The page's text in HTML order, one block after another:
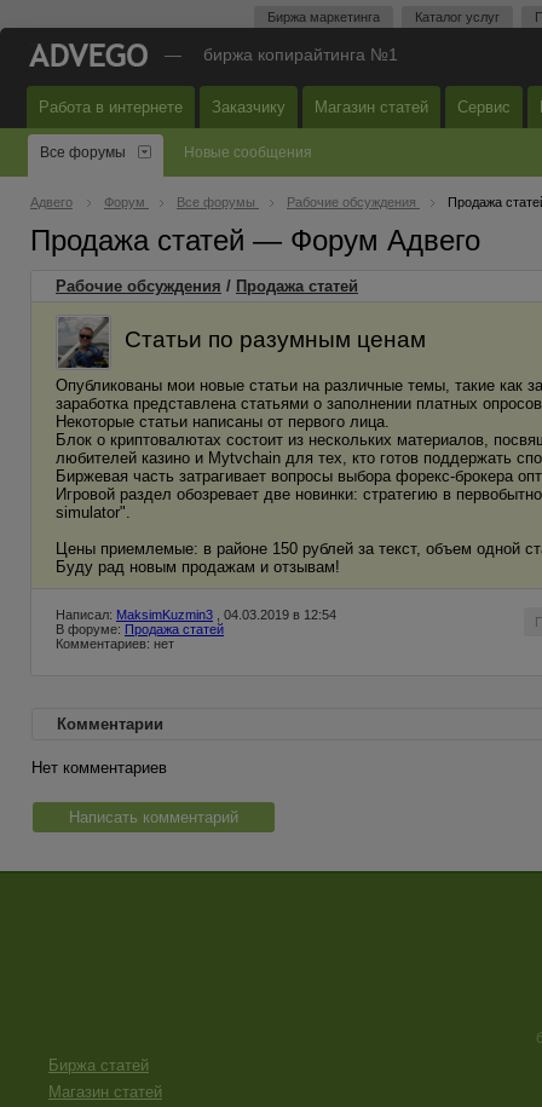
Биржа маркетинга Каталог услуг
— биржа копирайтинга №1
Работа в интернете Заказчику Магазин статей Сервис
Все форумы Новые сообщения
Адвего Форум Все форумы Рабочие обсуждения Продажа
Продажа статей — Форум Адвего
Рабочие обсуждения / Продажа статей
Статьи по разумным ценам
Опубликованы мои новые статьи на различные темы, такие как
заработка представлена статьями о заполнении платных
Некоторые статьи написаны от первого лица.
Блок о криптовалютах состоит из нескольких материалов,
любителей казино и Mytvchain для тех, кто готов поддержать
Биржевая часть затрагивает вопросы выбора форекс-брокера
Игровой раздел обозревает две новинки: стратегию в
simulator".
Цены приемлемые: в районе 150 рублей за текст, объем одной
Буду рад новым продажам и отзывам!
Написал: MaksimKuzmin3 , 04.03.2019 в 12:54
В форуме: Продажа статей
Комментариев: нет
Комментарии
Нет комментариев
Написать комментарий
Биржа статей
Магазин статей